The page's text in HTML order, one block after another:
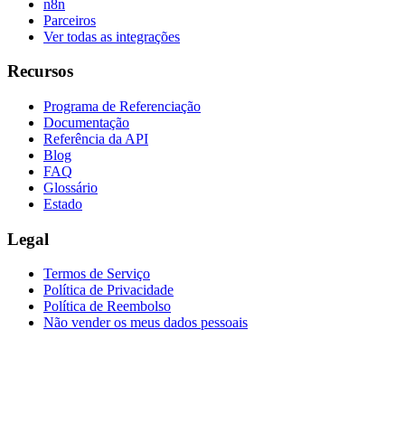
n8n
Parceiros
Ver todas as integrações
Recursos
Programa de Referenciação
Documentação
Referência da API
Blog
FAQ
Glossário
Estado
Legal
Termos de Serviço
Política de Privacidade
Política de Reembolso
Não vender os meus dados pessoais